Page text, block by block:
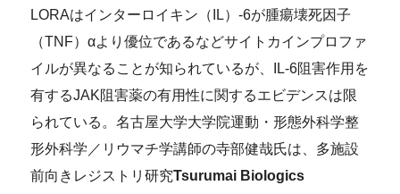
LORAはインターロイキン（IL）-6が腫瘍壊死因子
（TNF）αより優位であるなどサイトカインプロファ
イルが異なることが知られているが、IL-6阻害作用を
有するJAK阻害薬の有用性に関するエビデンスは限
られている。名古屋大学大学院運動・形態外科学整
形外科学／リウマチ学講師の寺部健哉氏は、多施設
前向きレジストリ研究Tsurumai Biologics